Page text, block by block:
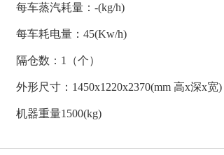
每车蒸汽耗量：-(kg/h)
每车耗电量：45(Kw/h)
隔仓数：1（个）
外形尺寸：1450x1220x2370(mm 高x深x宽)
机器重量1500(kg)